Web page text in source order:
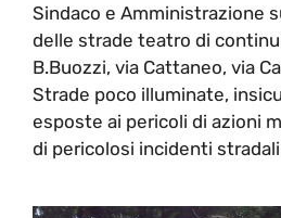
Sindaco e Amministrazione
delle strade teatro di
B.Buozzi, via Cattaneo, via
Strade poco illuminate,
esposte ai pericoli di azioni
di pericolosi incidenti